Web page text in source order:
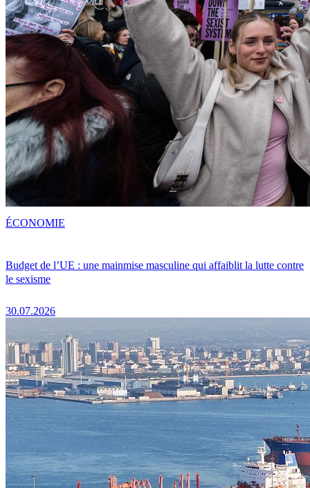
Budget de l’UE : une mainmise masculine qui affaiblit la lutte contre
le sexisme
30.07.2026
ÉCONOMIE